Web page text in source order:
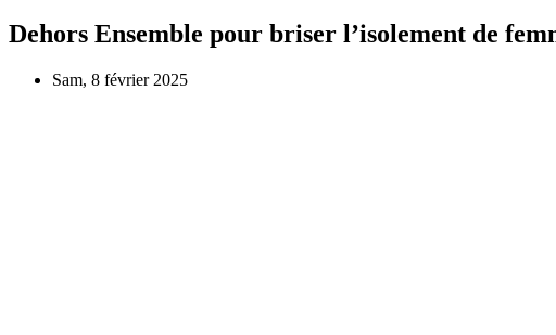
Dehors Ensemble pour briser l’isolement de
Sam, 8 février 2025